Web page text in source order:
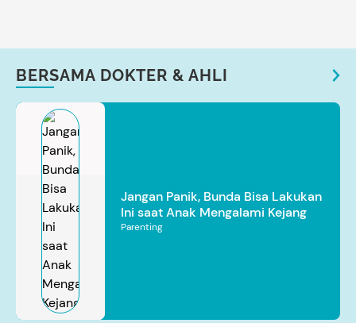
BERSAMA DOKTER & AHLI
Jangan Panik, Bunda Bisa Lakukan
Ini saat Anak Mengalami Kejang
Parenting